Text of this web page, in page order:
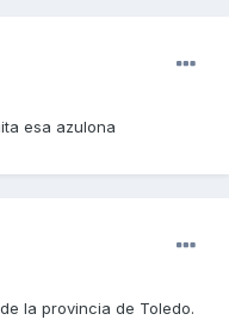
esa azulona
la provincia de Toledo.